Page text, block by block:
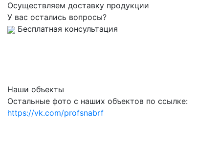
Осуществляем доставку продукции
У вас остались вопросы?
Бесплатная консультация
Наши объекты
Остальные фото с наших объектов по ссылке:
https://vk.com/profsnabrf